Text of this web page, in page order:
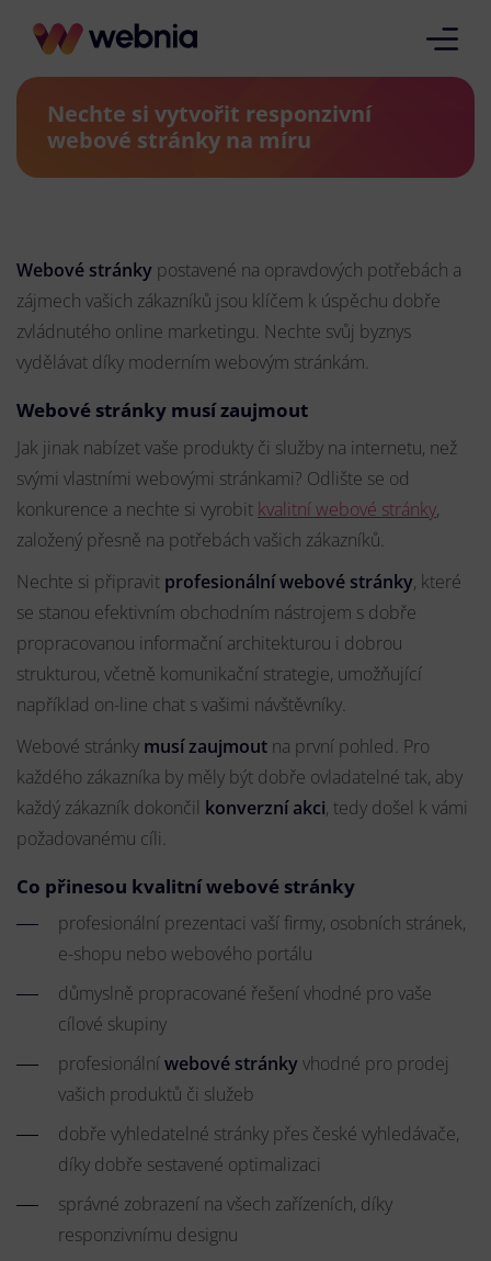
Nechte si vytvořit responzivní
webové stránky na míru
Webové stránky postavené na opravdových potřebách a
zájmech vašich zákazníků jsou klíčem k úspěchu dobře
zvládnutého online marketingu. Nechte svůj byznys
vydělávat díky moderním webovým stránkám.
Webové stránky musí zaujmout
Jak jinak nabízet vaše produkty či služby na internetu, než
svými vlastními webovými stránkami? Odlište se od
konkurence a nechte si vyrobit kvalitní webové stránky,
založený přesně na potřebách vašich zákazníků.
Nechte si připravit profesionální webové stránky, které
se stanou efektivním obchodním nástrojem s dobře
propracovanou informační architekturou i dobrou
strukturou, včetně komunikační strategie, umožňující
například on-line chat s vašimi návštěvníky.
Webové stránky musí zaujmout na první pohled. Pro
každého zákazníka by měly být dobře ovladatelné tak, aby
každý zákazník dokončil konverzní akci, tedy došel k vámi
požadovanému cíli.
Co přinesou kvalitní webové stránky
profesionální prezentaci vaší firmy, osobních stránek,
e-shopu nebo webového portálu
důmyslně propracované řešení vhodné pro vaše
cílové skupiny
profesionálníwebové stránkyvhodné pro prodej
vašich produktů či služeb
dobře vyhledatelné stránky přes české vyhledávače,
díky dobře sestavené optimalizaci
správné zobrazení na všech zařízeních, díky
responzivnímu designu